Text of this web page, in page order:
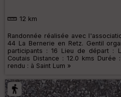
12 km
Randonnée réalisée avec
44 La Bernerie en Retz. Gentil
participants : 16 Lieu de départ :
Coutais Distance : 12.0 kms
rendu : à Saint Lum »